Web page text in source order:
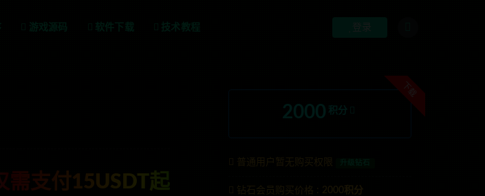
游戏源码 软件下载 技术教程 登录
需支付15USDT起
下载
2000 积分
普通用户暂无购买权限
钻石会员购买价格 : 2000积分